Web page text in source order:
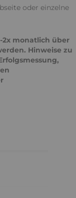
oder einzelne
2x monatlich über
Hinweise zu